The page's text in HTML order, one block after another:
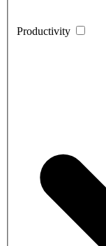
Productivity